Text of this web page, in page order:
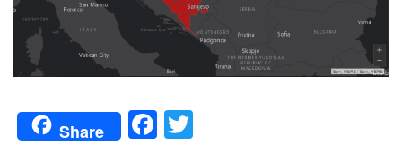
Share Facebook